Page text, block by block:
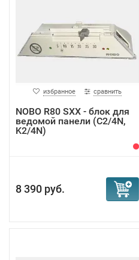
избранное сравнить
NOBO R80 SXX - блок для
ведомой панели (C2/4N,
K2/4N)
8 390 руб.